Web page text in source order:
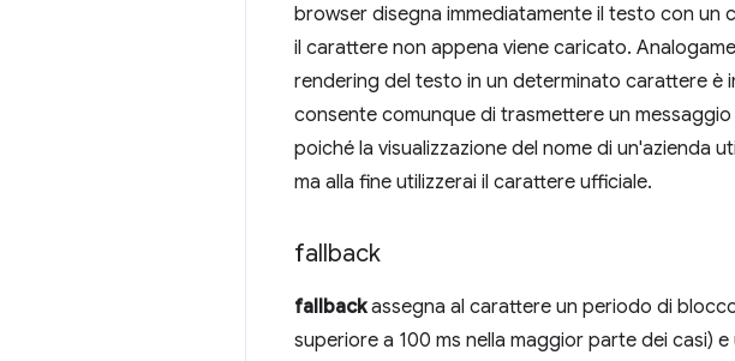
browser disegna immediatamente il testo con un
il carattere non appena viene caricato.
rendering del testo in un determinato carattere è
consente comunque di trasmettere un
poiché la visualizzazione del nome di un'azienda
ma alla fine utilizzerai il carattere ufficiale.
fallback
fallbackassegna al carattere un periodo di
superiore a 100 ms nella maggior parte dei casi)